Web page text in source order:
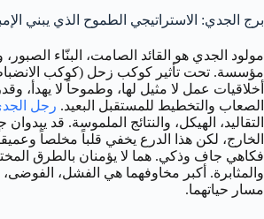
برج الجدي: الاستراتيجي الطموح الذي يبني
مولود الجدي هو القائد الصامت، البنّاء
مؤسسة. تحت تأثير كوكب زحل (كوكب
أخلاقيات عمل لا مثيل لها، وطموحاً لا يهدأ،
الصعاب والتخطيط للمستقبل البعيد. رجل
التقاليد، الهيكل، والنتائج الملموسة. قد
الخارج، لكن هذا الدرع يخفي قلباً مخلصاً
فكاهي جاف وذكي. هما لا يؤمنان بالطرق
والمثابرة. أكبر مخاوفهما هي الفشل،
مسار حياتهما.